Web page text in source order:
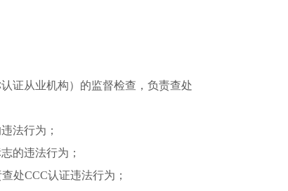
证从业机构）的监督检查，负责查处
法行为；
的违法行为；
处CCC认证违法行为；